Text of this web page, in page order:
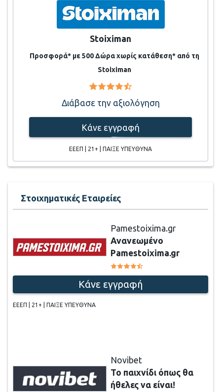
Stoiximan
Προσφορά* με 500 Δώρα χωρίς κατάθεση* από τη
Stoiximan
Διάβασε την αξιολόγηση
Κάνε εγγραφή
ΕΕΕΠ | 21+ | ΠΑΙΞΕ ΥΠΕΥΘΥΝΑ
Στοιχηματικές Εταιρείες
Pamestoixima.gr
Ανανεωμένο
Pamestoixima.gr
Κάνε εγγραφή
ΕΕΕΠ | 21+ | ΠΑΙΞΕ ΥΠΕΥΘΥΝΑ
Novibet
Το παιχνίδι όπως θα
ήθελες να είναι!